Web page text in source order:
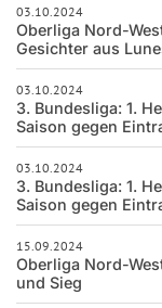
03.10.2024
Oberliga Nord-
Gesichter aus
03.10.2024
3. Bundesliga: 1.
Saison gegen
03.10.2024
3. Bundesliga: 1.
Saison gegen
15.09.2024
Oberliga Nord-
und Sieg